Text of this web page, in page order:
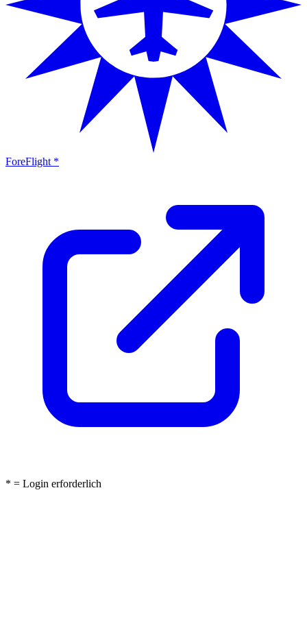
ForeFlight *
* = Login erforderlich